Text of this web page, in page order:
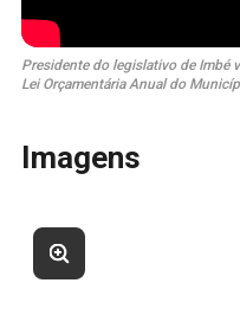
Presidente do legislativo de Imbé
Lei Orçamentária Anual do
Imagens